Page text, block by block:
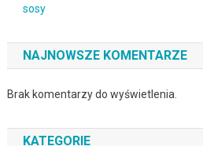
sosy
NAJNOWSZE KOMENTARZE
Brak komentarzy do wyświetlenia.
KATEGORIE